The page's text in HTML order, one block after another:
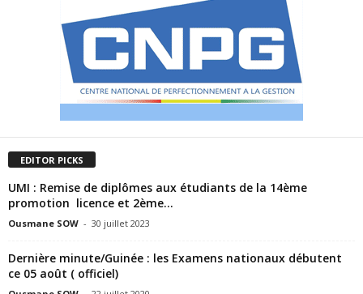
EDITOR PICKS
UMI : Remise de diplômes aux étudiants de la 14ème
promotion licence et 2ème...
Ousmane SOW - 30 juillet 2023
Dernière minute/Guinée : les Examens nationaux débutent
ce 05 août ( officiel)